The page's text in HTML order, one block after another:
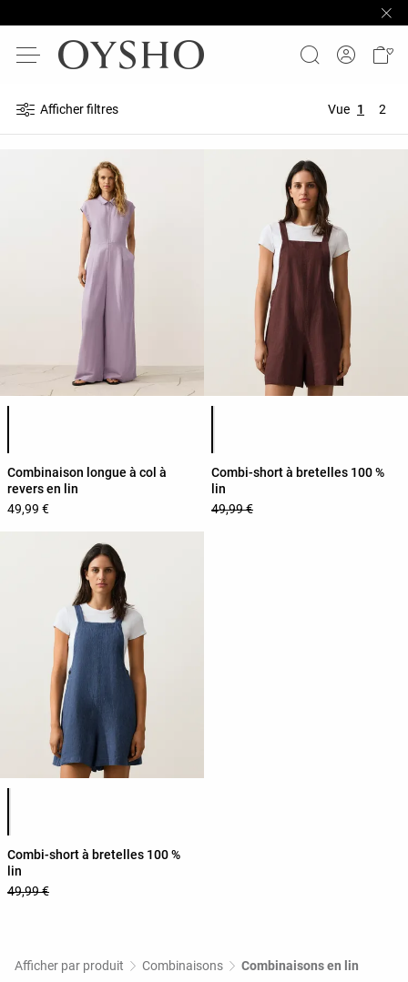
Afficher filtres Vue 1 2
Combinaison longue à col à
revers en lin
49,99 €
Combi-short à bretelles 100 %
lin
49,99 €
Combi-short à bretelles 100 %
lin
49,99 €
Afficher par produit Combinaisons Combinaisons en lin